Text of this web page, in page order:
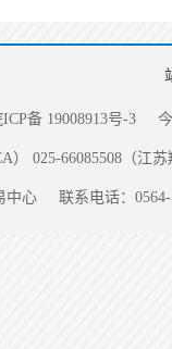
ICP备 19008913号-3
） 025-66085508（江
中心 联系电话：0564-